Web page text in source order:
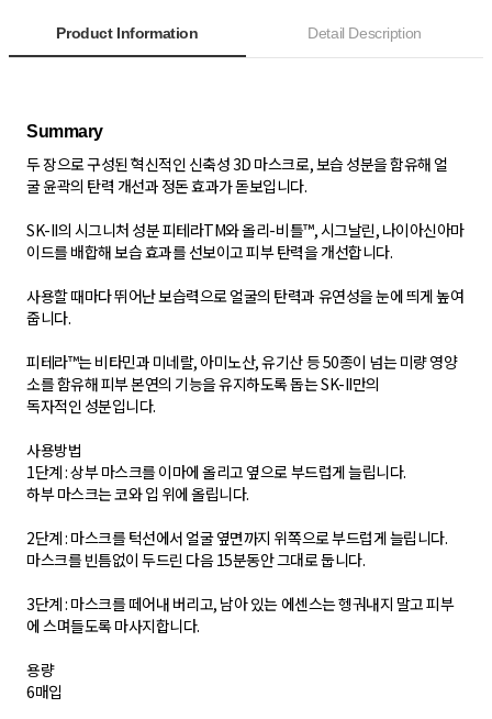
Product Information Detail Description
Summary
두 장으로 구성된 혁신적인 신축성 3D 마스크로, 보습 성분을 함유해 얼
굴 윤곽의 탄력 개선과 정돈 효과가 돋보입니다.
SK-II의 시그니처 성분 피테라TM와 올리-비틀™, 시그날린, 나이아신아마
이드를 배합해 보습 효과를 선보이고 피부 탄력을 개선합니다.
사용할 때마다 뛰어난 보습력으로 얼굴의 탄력과 유연성을 눈에 띄게 높여
줍니다.
피테라™는 비타민과 미네랄, 아미노산, 유기산 등 50종이 넘는 미량 영양
소를 함유해 피부 본연의 기능을 유지하도록 돕는 SK-II만의
독자적인 성분입니다.
사용방법
1단계 : 상부 마스크를 이마에 올리고 옆으로 부드럽게 늘립니다.
하부 마스크는 코와 입 위에 올립니다.
2단계 : 마스크를 턱선에서 얼굴 옆면까지 위쪽으로 부드럽게 늘립니다.
마스크를 빈틈없이 두드린 다음 15분동안 그대로 둡니다.
3단계 : 마스크를 떼어내 버리고, 남아 있는 에센스는 헹궈내지 말고 피부
에 스며들도록 마사지합니다.
용량
6매입